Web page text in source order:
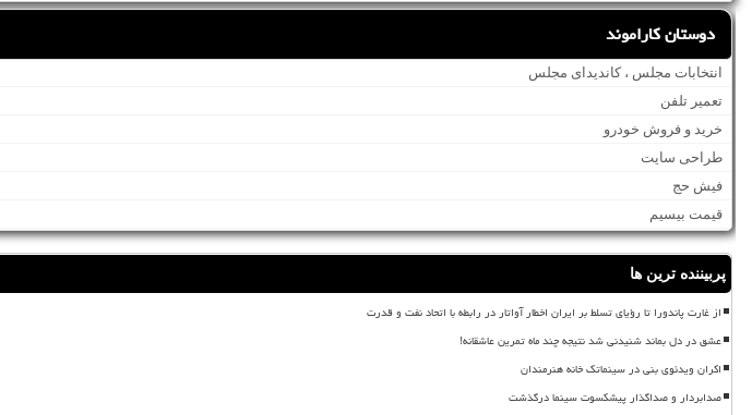
دوستان کاراموند
انتخابات مجلس ، کاندیدای مجلس
تعمیر تلفن
خرید و فروش خودرو
طراحی سایت
فیش حج
قیمت بیسیم
پربیننده ترین ها
از غارت پاندورا تا رؤیای تسلط بر ایران اخطار آواتار در رابطه با اتحاد نفت و قدرت
عشق در دل بماند شنیدنی شد نتیجه چند ماه تمرین عاشقانه!
اکران ویدئوی بنی در سینماتک خانه هنرمندان
صدابردار و صداگذار پیشکسوت سینما درگذشت